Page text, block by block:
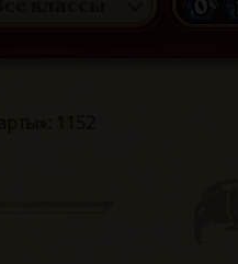
0